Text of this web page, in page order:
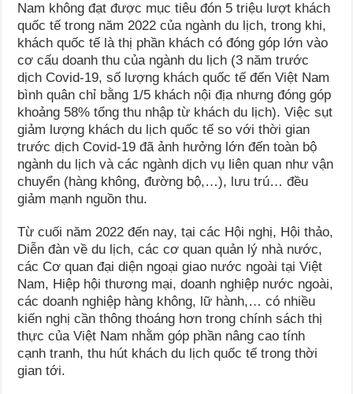
Nam không đạt được mục tiêu đón 5 triệu lượt khách
quốc tế trong năm 2022 của ngành du lịch, trong khi,
khách quốc tế là thị phần khách có đóng góp lớn vào
cơ cấu doanh thu của ngành du lịch (3 năm trước
dịch Covid-19, số lượng khách quốc tế đến Việt Nam
bình quân chỉ bằng 1/5 khách nội địa nhưng đóng góp
khoảng 58% tổng thu nhập từ khách du lịch). Việc sụt
giảm lượng khách du lịch quốc tế so với thời gian
trước dịch Covid-19 đã ảnh hưởng lớn đến toàn bộ
ngành du lịch và các ngành dịch vụ liên quan như vận
chuyển (hàng không, đường bộ,…), lưu trú… đều
giảm mạnh nguồn thu.
Từ cuối năm 2022 đến nay, tại các Hội nghị, Hội thảo,
Diễn đàn về du lịch, các cơ quan quản lý nhà nước,
các Cơ quan đại diện ngoại giao nước ngoài tại Việt
Nam, Hiệp hội thương mại, doanh nghiệp nước ngoài,
các doanh nghiệp hàng không, lữ hành,… có nhiều
kiến nghị cần thông thoáng hơn trong chính sách thị
thực của Việt Nam nhằm góp phần nâng cao tính
cạnh tranh, thu hút khách du lịch quốc tế trong thời
gian tới.